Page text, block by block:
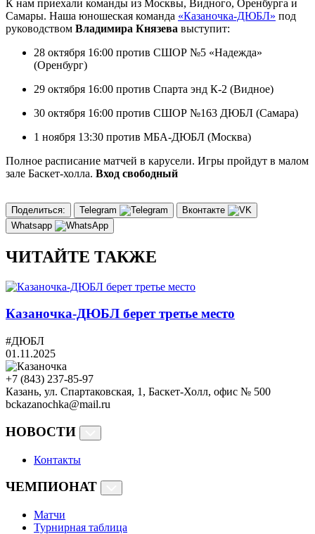
К нам приехали команды из Москвы, Видного, Оренбурга и
Самары. Наша юношеская команда «Казаночка-ДЮБЛ» под
руководством Владимира Князева выступит:
28 октября 16:00 против СШОР №5 «Надежда»
(Оренбург)
29 октября 16:00 против Спарта энд К-2 (Видное)
30 октября 16:00 против СШОР №163 ДЮБЛ (Самара)
1 ноября 13:30 против МБА-ДЮБЛ (Москва)
Полное расписание матчей в карусели. Игры пройдут в малом
зале Баскет-холла. Вход свободный
Поделиться: Telegram
Вконтакте
Whatsapp
ЧИТАЙТЕ ТАКЖЕ
Казаночка-ДЮБЛ берет третье место
#ДЮБЛ
01.11.2025
+7 (843) 237-85-97
Казань, ул. Спартаковская, 1, Баскет-Холл, офис № 500
bckazanochka@mail.ru
НОВОСТИ
Контакты
ЧЕМПИОНАТ
Матчи
Турнирная таблица